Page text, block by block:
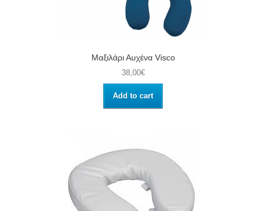
Μαξιλάρι Αυχένα Visco
38,00€
Add to cart